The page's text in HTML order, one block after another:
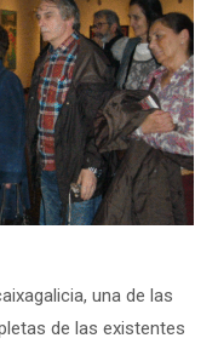
una de las
de las existentes